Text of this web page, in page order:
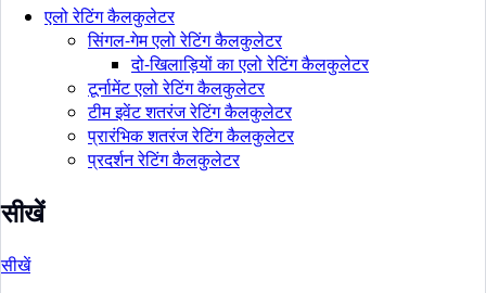
एलो रेटिंग कैलकुलेटर
सिंगल-गेम एलो रेटिंग कैलकुलेटर
दो-खिलाड़ियों का एलो रेटिंग कैलकुलेटर
टूर्नामेंट एलो रेटिंग कैलकुलेटर
टीम इवेंट शतरंज रेटिंग कैलकुलेटर
प्रारंभिक शतरंज रेटिंग कैलकुलेटर
प्रदर्शन रेटिंग कैलकुलेटर
सीखें
सीखें